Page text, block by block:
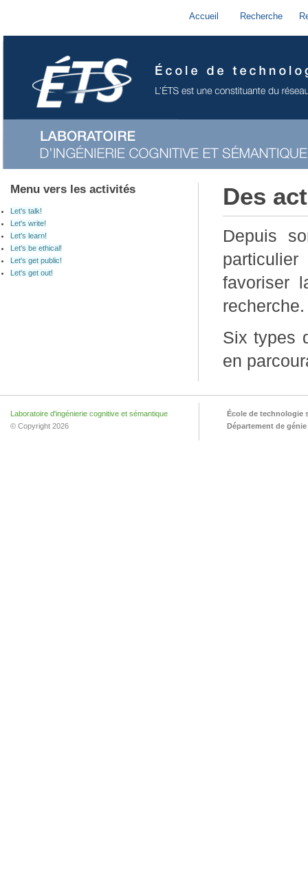
Accueil Recherche
Menu vers les activités
Let's talk!
Let's write!
Let's learn!
Let's be ethical!
Let's get public!
Let's get out!
Des
Depuis
favoriser
recherche.
Six types
en
Laboratoire d'ingénierie cognitive et sémantique
© Copyright 2026
École de technologie
Département de